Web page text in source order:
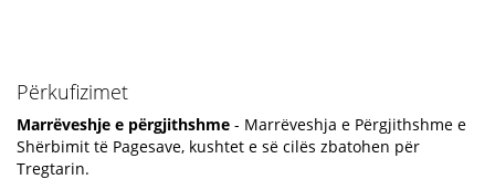
Përkufizimet
Marrëveshje e përgjithshme - Marrëveshja e Përgjithshme e
Shërbimit të Pagesave, kushtet e së cilës zbatohen për
Tregtarin.